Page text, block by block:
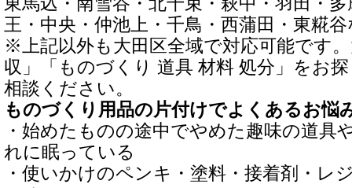
王・中央・仲池上・千鳥・西蒲田・東糀
※上記以外も大田区全域で対応可能です
収」「ものづくり 道具 材料 処分」をお
相談ください。
ものづくり用品の片付けでよくあるお悩
・始めたものの途中でやめた趣味の道具
れに眠っている
・使いかけのペンキ・塗料・接着剤・レ